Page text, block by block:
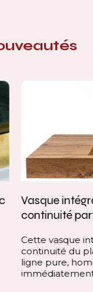
et
dans la
Elle offre une
qui valorise